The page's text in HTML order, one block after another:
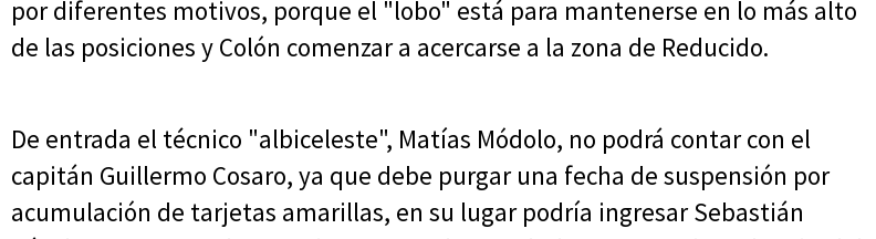
por diferentes motivos, porque el "lobo" está para mantenerse en lo más alto
de las posiciones y Colón comenzar a acercarse a la zona de Reducido.
De entrada el técnico "albiceleste", Matías Módolo, no podrá contar con el
capitán Guillermo Cosaro, ya que debe purgar una fecha de suspensión por
acumulación de tarjetas amarillas, en su lugar podría ingresar Sebastián